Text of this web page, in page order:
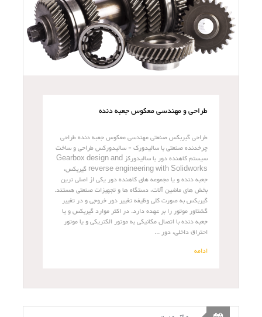
طراحی و مهندسی معکوس جعبه دنده
طراحی گیربکس صنعتی مهندسی معکوس جعبه دنده طراحی
چرخدنده صنعتی با سالیدورک - سالیدورکس طراحی و ساخت
سیستم کاهنده دور با سالیدورکز Gearbox design and
reverse engineering with Solidworks گیربکس،
جعبه دنده و یا مجموعه های کاهنده دور یکی از اصلی ترین
بخش های ماشین آلات، دستگاه ها و تجهیزات صنعتی هستند.
گیربکس به صورت کلی وظیفه تغییر دور خروجی و در تغییر
گشتاور موتور را بر عهده دارد. در اکثر موارد گیربکس و یا
جعبه دنده با اتصال مکانیکی به موتور الکتریکی و یا موتور
احتراق داخلی، دور ...
ادامه